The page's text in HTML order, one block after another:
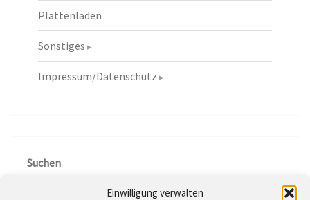
Einwilligung verwalten
Plattenläden
Sonstiges
Impressum/Datenschutz
Suchen